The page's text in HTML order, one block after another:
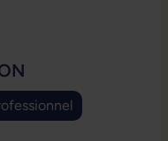
pour le moment.)
pour le moment.)
option n'est pas